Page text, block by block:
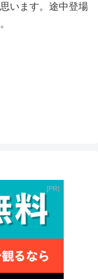
います。途中登場
PR